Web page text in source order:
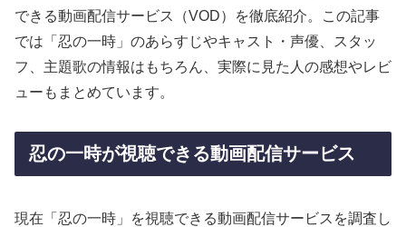
できる動画配信サービス（VOD）を徹底紹介。この記事
では「忍の一時」のあらすじやキャスト・声優、スタッ
フ、主題歌の情報はもちろん、実際に見た人の感想やレビ
ューもまとめています。
忍の一時が視聴できる動画配信サービス
現在「忍の一時」を視聴できる動画配信サービスを調査し